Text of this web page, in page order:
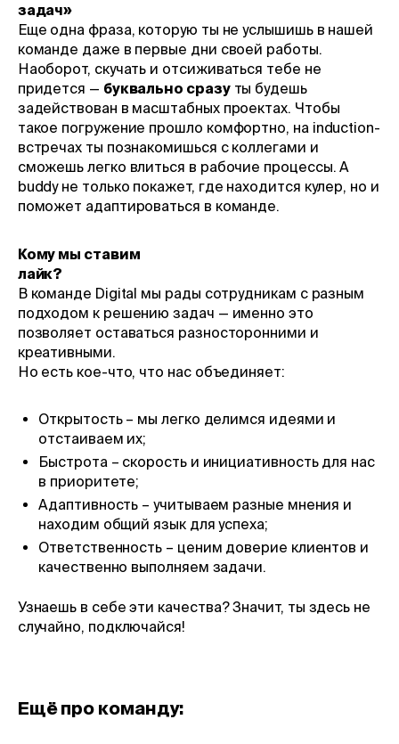
задач»
Еще одна фраза, которую ты не услышишь в нашей
команде даже в первые дни своей работы.
Наоборот, скучать и отсиживаться тебе не
придется — буквально сразуты будешь
задействован в масштабных проектах. Чтобы
такое погружение прошло комфортно, на induction-
встречах ты познакомишься с коллегами и
сможешь легко влиться в рабочие процессы. А
buddy не только покажет, где находится кулер, но и
поможет адаптироваться в команде.
Кому мы ставим
лайк?
В команде Digital мы рады сотрудникам с разным
подходом к решению задач — именно это
позволяет оставаться разносторонними и
креативными.
Но есть кое-что, что нас объединяет:
Открытость – мы легко делимся идеями и
отстаиваем их;
Быстрота – скорость и инициативность для нас
в приоритете;
Адаптивность – учитываем разные мнения и
находим общий язык для успеха;
Ответственность – ценим доверие клиентов и
качественно выполняем задачи.
Узнаешь в себе эти качества? Значит, ты здесь не
случайно, подключайся!
Eщё про команду: